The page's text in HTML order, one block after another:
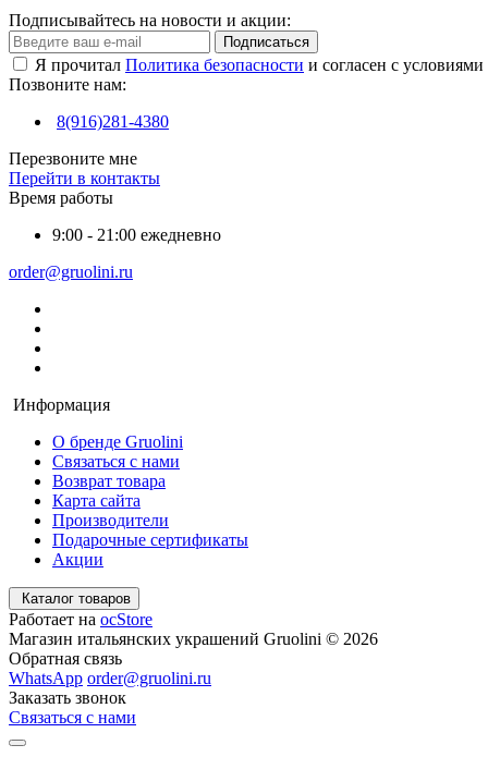
Подписывайтесь на новости и акции:
Подписаться
Я прочитал Политика безопасности и согласен с условиями
Позвоните нам:
8(916)281-4380
Перезвоните мне
Перейти в контакты
Время работы
9:00 - 21:00 ежедневно
order@gruolini.ru
Информация
О бренде Gruolini
Связаться с нами
Возврат товара
Карта сайта
Производители
Подарочные сертификаты
Акции
Каталог товаров
Работает на ocStore
Магазин итальянских украшений Gruolini © 2026
Обратная связь
WhatsApp order@gruolini.ru
Заказать звонок
Связаться с нами